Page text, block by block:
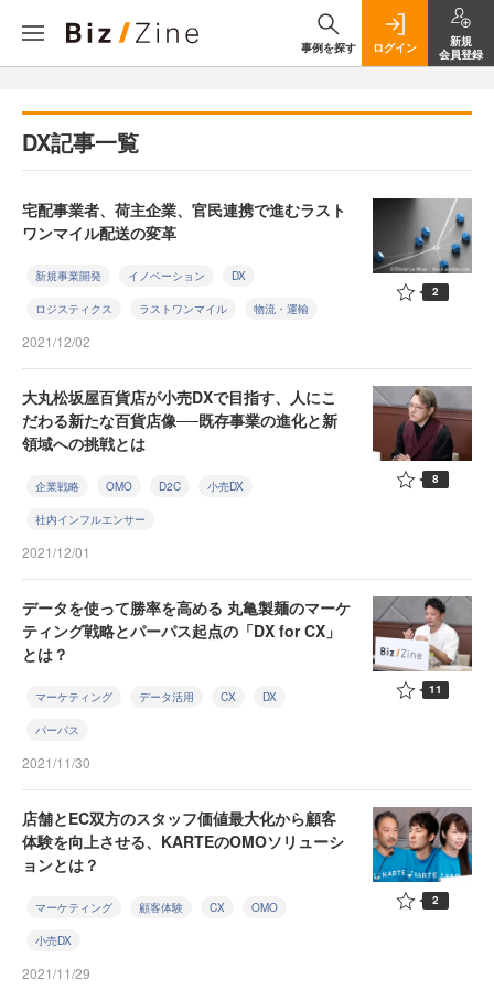
事例を探す ログイン
新規
会員登録
DX記事一覧
宅配事業者、荷主企業、官民連携で進むラスト
ワンマイル配送の変革
新規事業開発 イノベーション DX
ロジスティクス ラストワンマイル 物流・運輸
2021/12/02
2
大丸松坂屋百貨店が小売DXで目指す、人にこ
だわる新たな百貨店像──既存事業の進化と新
領域への挑戦とは
企業戦略 OMO D2C 小売DX
社内インフルエンサー
2021/12/01
8
データを使って勝率を高める 丸亀製麺のマーケ
ティング戦略とパーパス起点の「DX for CX」
とは？
マーケティング データ活用 CX DX
パーパス
2021/11/30
11
店舗とEC双方のスタッフ価値最大化から顧客
体験を向上させる、KARTEのOMOソリューシ
ョンとは？
マーケティング 顧客体験 CX OMO
小売DX
2021/11/29
2